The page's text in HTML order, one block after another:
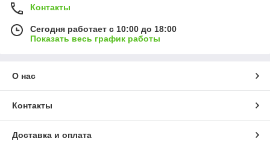
Контакты
Сегодня работает с 10:00 до 18:00
Показать весь график работы
О нас
Контакты
Доставка и оплата